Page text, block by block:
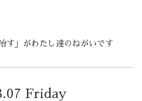
す」がわたし達のねがいです
Friday